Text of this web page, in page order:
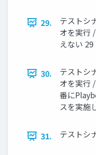
29.
テストシ
オを実行
えない 29
30.
テストシ
オを実行
番に
スを実施
31. テストシ